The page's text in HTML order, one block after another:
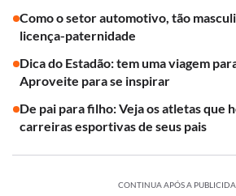
Como o setor automotivo, tão
licença-paternidade
Dica do Estadão: tem uma viagem
Aproveite para se inspirar
De pai para filho: Veja os atletas que
carreiras esportivas de seus pais
CONTINUA APÓS A